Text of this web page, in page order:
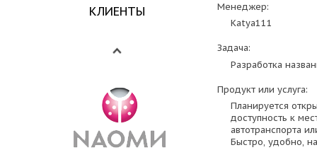
КЛИЕНТЫ
Менеджер:
Katya111
Задача:
Разработка
Продукт или услуга:
Планируется
доступность к
автотранспорта
Быстро, удобно,